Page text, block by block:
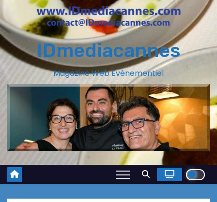
IDmediacannes
Magazine Web Evénementiel